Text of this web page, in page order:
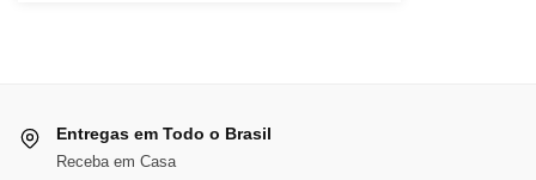
Entregas em Todo o Brasil
Receba em Casa